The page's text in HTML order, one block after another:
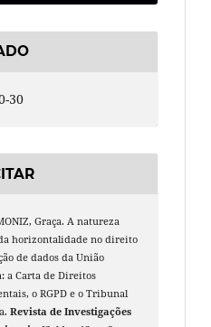
30
Graça. A natureza
horizontalidade no direito
de dados da União
a Carta de Direitos
o RGPD e o Tribunal
Revista de Investigações